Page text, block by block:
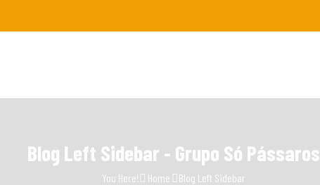
Blog Left Sidebar - Grupo Só Pássaros
You Here! Home Blog Left Sidebar